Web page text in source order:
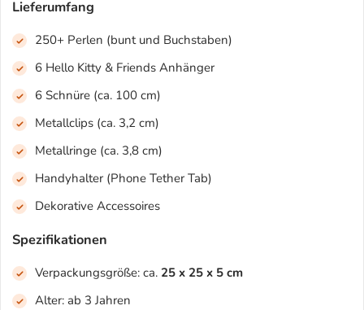
Lieferumfang
250+ Perlen (bunt und Buchstaben)
6 Hello Kitty & Friends Anhänger
6 Schnüre (ca. 100 cm)
Metallclips (ca. 3,2 cm)
Metallringe (ca. 3,8 cm)
Handyhalter (Phone Tether Tab)
Dekorative Accessoires
Spezifikationen
Verpackungsgröße: ca. 25 x 25 x 5 cm
Alter: ab 3 Jahren